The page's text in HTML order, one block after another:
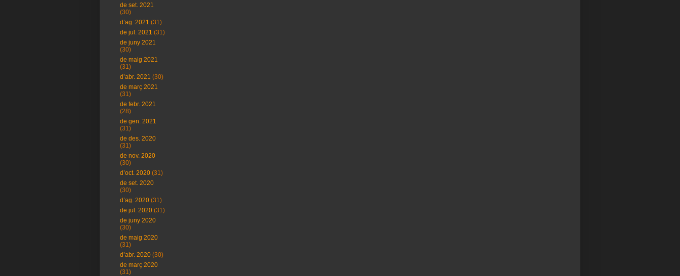
de set. 2021
(30)
d’ag. 2021 (31)
de jul. 2021 (31)
de juny 2021
(30)
de maig 2021
(31)
d’abr. 2021 (30)
de març 2021
(31)
de febr. 2021
(28)
de gen. 2021
(31)
de des. 2020
(31)
de nov. 2020
(30)
d’oct. 2020 (31)
de set. 2020
(30)
d’ag. 2020 (31)
de jul. 2020 (31)
de juny 2020
(30)
de maig 2020
(31)
d’abr. 2020 (30)
de març 2020
(31)